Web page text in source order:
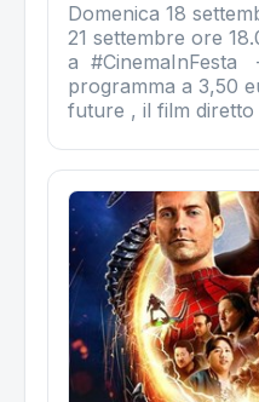
Domenica 18
21 settembre ore
a #CinemaInFesta
programma a 3,50
future , il film diretto